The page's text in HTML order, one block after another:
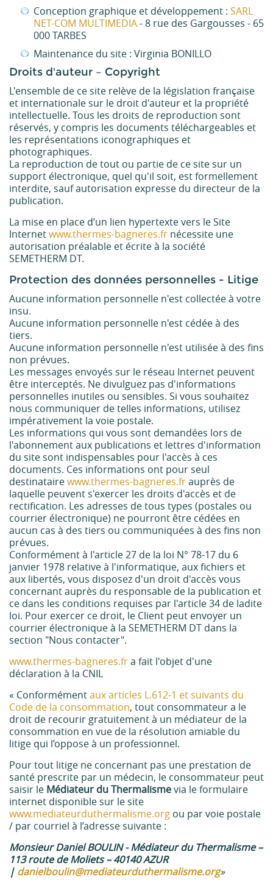
Conception graphique et développement : SARL
NET-COM MULTIMEDIA- 8 rue des Gargousses - 65
000 TARBES
Maintenance du site : Virginia BONILLO
Droits d'auteur – Copyright
L'ensemble de ce site relève de la législation française
et internationale sur le droit d'auteur et la propriété
intellectuelle. Tous les droits de reproduction sont
réservés, y compris les documents téléchargeables et
les représentations iconographiques et
photographiques.
La reproduction de tout ou partie de ce site sur un
support électronique, quel qu'il soit, est formellement
interdite, sauf autorisation expresse du directeur de la
publication.
La mise en place d’un lien hypertexte vers le Site
Internetwww.thermes-bagneres.fr nécessite une
autorisation préalable et écrite à la société
SEMETHERM DT.
Protection des données personnelles - Litige
Aucune information personnelle n'est collectée à votre
insu.
Aucune information personnelle n'est cédée à des
tiers.
Aucune information personnelle n'est utilisée à des fins
non prévues.
Les messages envoyés sur le réseau Internet peuvent
être interceptés. Ne divulguez pas d'informations
personnelles inutiles ou sensibles. Si vous souhaitez
nous communiquer de telles informations, utilisez
impérativement la voie postale.
Les informations qui vous sont demandées lors de
l'abonnement aux publications et lettres d'information
du site sont indispensables pour l'accès à ces
documents. Ces informations ont pour seul
destinatairewww.thermes-bagneres.frauprès de
laquelle peuvent s'exercer les droits d'accès et de
rectification. Les adresses de tous types (postales ou
courrier électronique) ne pourront être cédées en
aucun cas à des tiers ou communiquées à des fins non
prévues.
Conformément à l'article 27 de la loi N° 78-17 du 6
janvier 1978 relative à l'informatique, aux fichiers et
aux libertés, vous disposez d'un droit d'accès vous
concernant auprès du responsable de la publication et
ce dans les conditions requises par l'article 34 de ladite
loi. Pour exercer ce droit, le Client peut envoyer un
courrier électronique à la SEMETHERM DT dans la
section "Nous contacter".
www.thermes-bagneres.fra fait l'objet d'une
déclaration à la CNIL
« Conformémentaux articles L.612-1 et suivants du
Code de la consommation, tout consommateur a le
droit de recourir gratuitement à un médiateur de la
consommation en vue de la résolution amiable du
litige qui l’oppose à un professionnel.
Pour tout litige ne concernant pas une prestation de
santé prescrite par un médecin, le consommateur peut
saisir le Médiateur du Thermalismevia le formulaire
internet disponible sur le site
www.mediateurduthermalisme.org ou par voie postale
/ par courriel à l’adresse suivante :
Monsieur Daniel BOULIN - Médiateur du Thermalisme –
113 route de Moliets – 40140 AZUR
| danielboulin@mediateurduthermalisme.org»